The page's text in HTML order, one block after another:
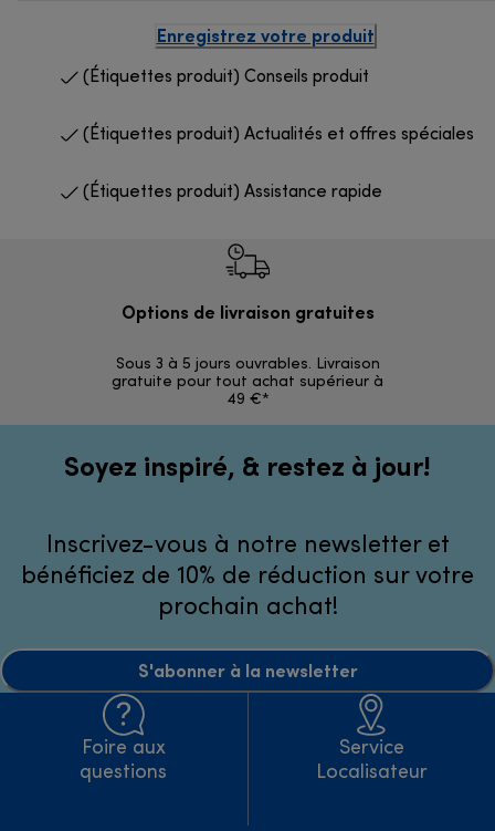
Enregistrez votre produit
(Étiquettes produit) Conseils produit
(Étiquettes produit) Actualités et offres spéciales
(Étiquettes produit) Assistance rapide
Options de livraison gratuites
Sous 3 à 5 jours ouvrables. Livraison
gratuite pour tout achat supérieur à
49 €*
Soyez inspiré, & restez à jour!
Inscrivez-vous à notre newsletter et
bénéficiez de 10% de réduction sur votre
prochain achat!
S'abonner à la newsletter
Foire aux
questions
Service
Localisateur